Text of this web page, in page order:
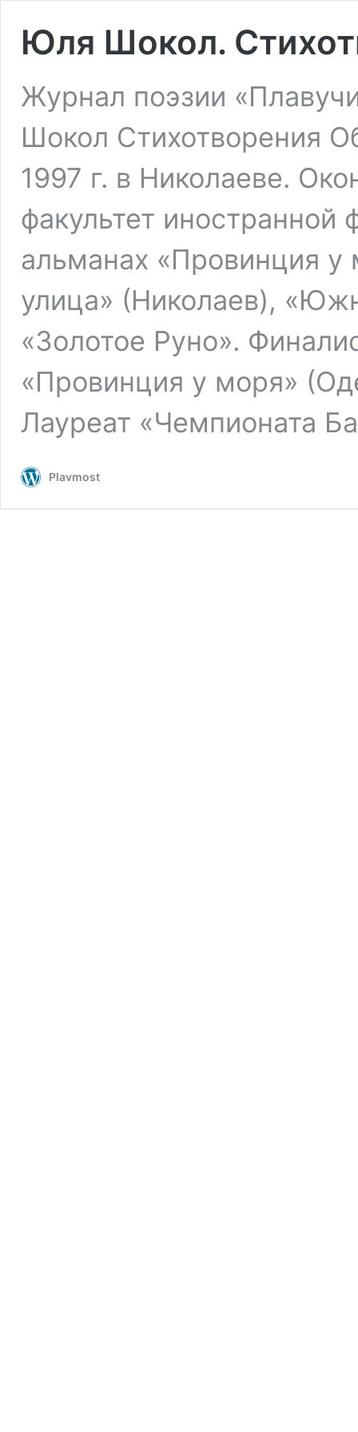
Юля Шокол.
Журнал поэзии
Шокол Стихотворения
1997 г. в Николаеве.
факультет иностранной
альманах «Провинция
улица» (Николаев),
«Золотое Руно».
«Провинция у моря»
Лауреат «Чемпионата
Plavmost